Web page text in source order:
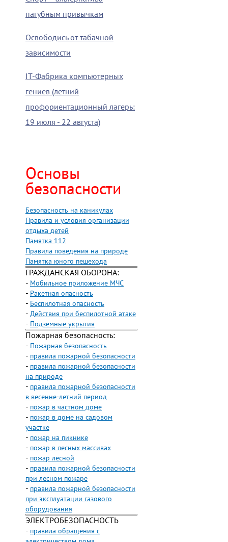
пагубным привычкам
Освободись от табачной
зависимости
IT-Фабрика компьютерных
гениев (летний
профориентационный лагерь:
19 июля - 22 августа)
Основы
безопасности
Безопасность на каникулах
Правила и условия организации
отдыха детей
Памятка 112
Правила поведения на природе
Памятка юного пешехода
ГРАЖДАНСКАЯ ОБОРОНА:
- Мобильное приложение МЧС
- Ракетная опасность
- Беспилотная опасность
- Действия при беспилотной атаке
- Подземные укрытия
Пожарная безопасность:
- Пожарная безопасность
- правила пожарной безопасности
- правила пожарной безопасности
на природе
- правила пожарной безопасности
в весенне-летний период
- пожар в частном доме
- пожар в доме на садовом
участке
- пожар на пикнике
- пожар в лесных массивах
- пожар лесной
- правила пожарной безопасности
при лесном пожаре
- правила пожарной безопасности
при эксплуатации газового
оборудования
ЭЛЕКТРОБЕЗОПАСНОСТЬ
- правила обращения с